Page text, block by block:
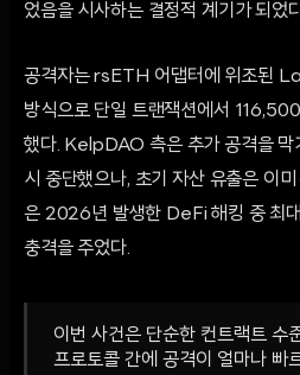
었음을 시사하는 결정적 계기가 되었
공격자는 rsETH 어댑터에 위조된
방식으로 단일 트랜잭션에서
했다. KelpDAO 측은 추가 공격을 막
시 중단했으나, 초기 자산 유출은 이
은 2026년 발생한 DeFi 해킹 중 최
충격을 주었다.
이번 사건은 단순한 컨트랙트 수
프로토콜 간에 공격이 얼마나 빠